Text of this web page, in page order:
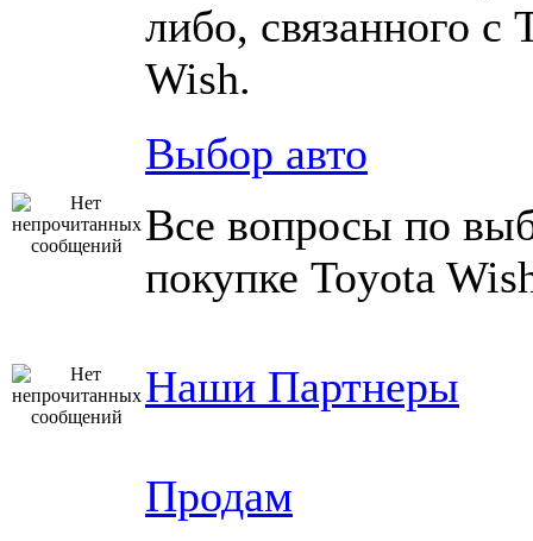
либо, связанного с
Wish.
Выбор авто
Все вопросы по
покупке Toyota
Наши Партнеры
Продам